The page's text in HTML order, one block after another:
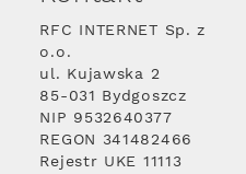
RFC INTERNET Sp. z
o.o.
ul. Kujawska 2
85-031 Bydgoszcz
NIP 9532640377
REGON 341482466
Rejestr UKE 11113